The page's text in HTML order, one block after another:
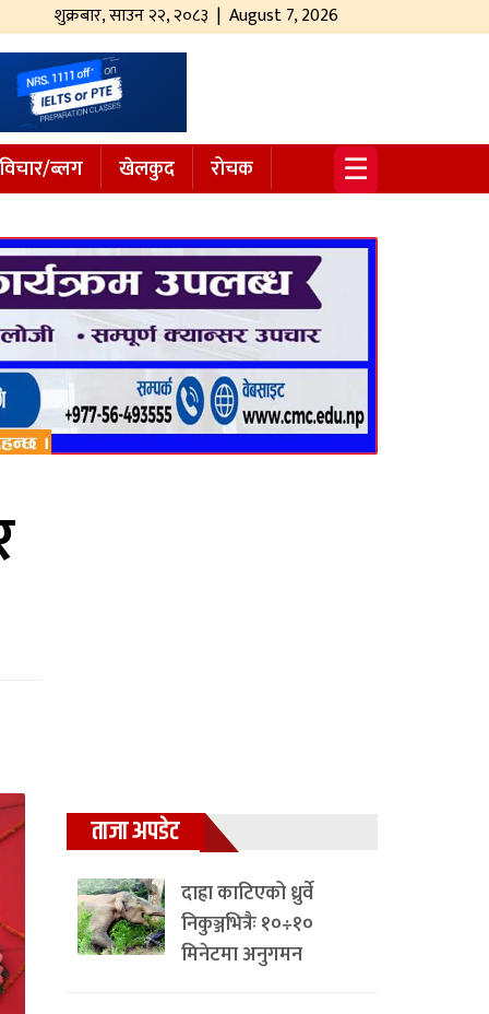
शुक्रबार,साउन२२,२०८३ | August 7, 2026
☰
विचार/ब्लग खेलकुद रोचक
ताजा अपडेट
दाह्रा काटिएको ध्रुर्वे
निकुञ्जभित्रैः १०÷१०
मिनेटमा अनुगमन